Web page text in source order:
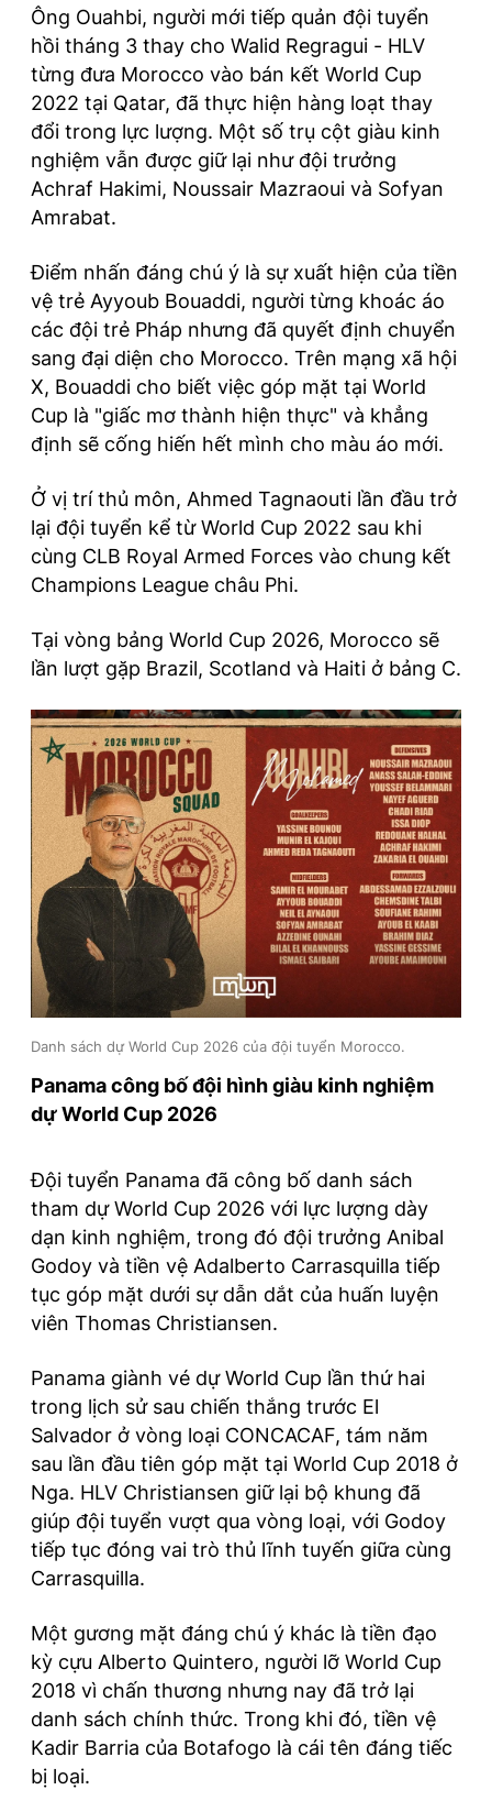
Ông Ouahbi, người mới tiếp quản đội tuyển
hồi tháng 3 thay cho Walid Regragui - HLV
từng đưa Morocco vào bán kết World Cup
2022 tại Qatar, đã thực hiện hàng loạt thay
đổi trong lực lượng. Một số trụ cột giàu kinh
nghiệm vẫn được giữ lại như đội trưởng
Achraf Hakimi, Noussair Mazraoui và Sofyan
Amrabat.
Điểm nhấn đáng chú ý là sự xuất hiện của tiền
vệ trẻ Ayyoub Bouaddi, người từng khoác áo
các đội trẻ Pháp nhưng đã quyết định chuyển
sang đại diện cho Morocco. Trên mạng xã hội
X, Bouaddi cho biết việc góp mặt tại World
Cup là "giấc mơ thành hiện thực" và khẳng
định sẽ cống hiến hết mình cho màu áo mới.
Ở vị trí thủ môn, Ahmed Tagnaouti lần đầu trở
lại đội tuyển kể từ World Cup 2022 sau khi
cùng CLB Royal Armed Forces vào chung kết
Champions League châu Phi.
Tại vòng bảng World Cup 2026, Morocco sẽ
lần lượt gặp Brazil, Scotland và Haiti ở bảng C.
Danh sách dự World Cup 2026 của đội tuyển Morocco.
Panama công bố đội hình giàu kinh nghiệm
dự World Cup 2026
Đội tuyển Panama đã công bố danh sách
tham dự World Cup 2026 với lực lượng dày
dạn kinh nghiệm, trong đó đội trưởng Anibal
Godoy và tiền vệ Adalberto Carrasquilla tiếp
tục góp mặt dưới sự dẫn dắt của huấn luyện
viên Thomas Christiansen.
Panama giành vé dự World Cup lần thứ hai
trong lịch sử sau chiến thắng trước El
Salvador ở vòng loại CONCACAF, tám năm
sau lần đầu tiên góp mặt tại World Cup 2018 ở
Nga. HLV Christiansen giữ lại bộ khung đã
giúp đội tuyển vượt qua vòng loại, với Godoy
tiếp tục đóng vai trò thủ lĩnh tuyến giữa cùng
Carrasquilla.
Một gương mặt đáng chú ý khác là tiền đạo
kỳ cựu Alberto Quintero, người lỡ World Cup
2018 vì chấn thương nhưng nay đã trở lại
danh sách chính thức. Trong khi đó, tiền vệ
Kadir Barria của Botafogo là cái tên đáng tiếc
bị loại.